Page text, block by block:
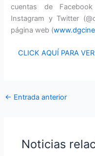
cuentas de
Instagram y Twitter
página web (
CLICK AQUÍ PARA
← Entrada anterior
Noticias